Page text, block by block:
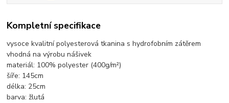
Kompletní specifikace
vysoce kvalitní polyesterová tkanina s hydrofobním zátěrem
vhodná na výrobu nášivek
materiál: 100% polyester (400g/m²)
šíře: 145cm
délka: 25cm
barva: žlutá